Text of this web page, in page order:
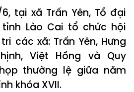
tại xã Trấn Yên, Tổ đại
tỉnh Lào Cai tổ chức hội
các xã: Trấn Yên, Hưng
Việt Hồng và Quy
thường lệ giữa năm
khóa XVII.